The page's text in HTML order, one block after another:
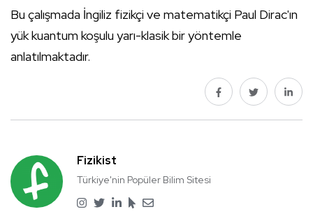
Bu çalışmada İngiliz fizikçi ve matematikçi Paul Dirac'ın
yük kuantum koşulu yarı-klasik bir yöntemle
anlatılmaktadır.
Fizikist
Türkiye'nin Popüler Bilim Sitesi